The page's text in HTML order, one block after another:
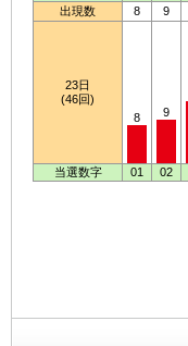
出現数
8 9
23日
(46回)
8
9
当選数字 01 02